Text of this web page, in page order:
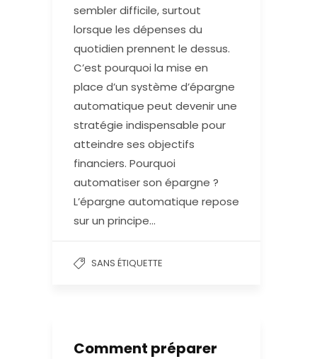
sembler difficile, surtout
lorsque les dépenses du
quotidien prennent le dessus.
C’est pourquoi la mise en
place d’un système d’épargne
automatique peut devenir une
stratégie indispensable pour
atteindre ses objectifs
financiers. Pourquoi
automatiser son épargne ?
L’épargne automatique repose
sur un principe…
SANS ÉTIQUETTE
Comment préparer